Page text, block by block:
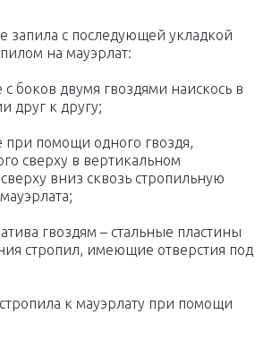
запила с последующей укладкой
на мауэрлат:
боков двумя гвоздями наискось в
друг к другу;
при помощи одного гвоздя,
сверху в вертикальном
вниз сквозь стропильную
гвоздям – стальные пластины
стропил, имеющие отверстия под
к мауэрлату при помощи